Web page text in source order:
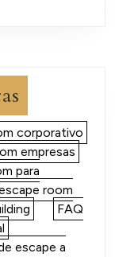
corporativo
empresas
para
room
FAQ
escape a